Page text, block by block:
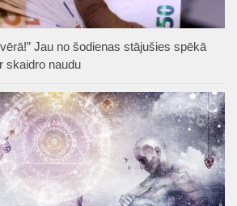
Jau no šodienas stājušies spēkā
skaidro naudu